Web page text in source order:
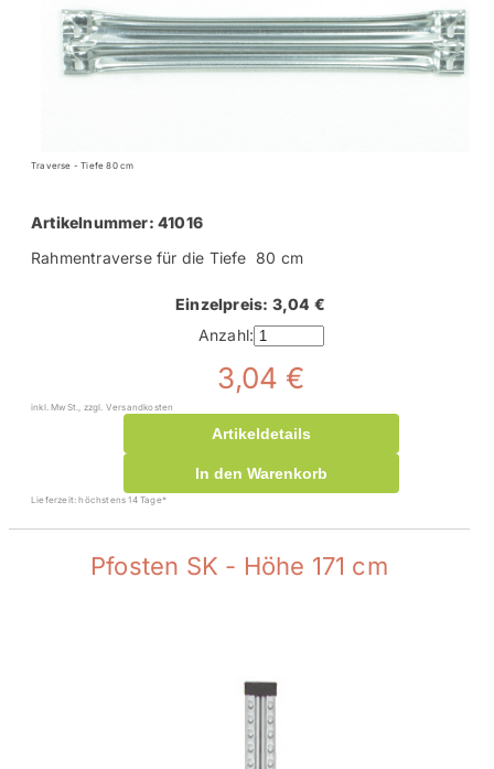
Traverse - Tiefe 80 cm
Artikelnummer: 41016
Rahmentraverse für die Tiefe 80 cm
Einzelpreis: 3,04 €
Anzahl:
3,04 €
inkl. MwSt., zzgl. Versandkosten
Artikeldetails
In den Warenkorb
Lieferzeit: höchstens 14 Tage*
Pfosten SK - Höhe 171 cm